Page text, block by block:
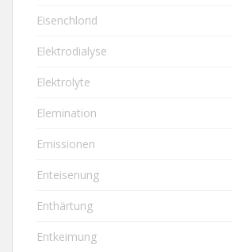
Eisenchlorid
Elektrodialyse
Elektrolyte
Elemination
Emissionen
Enteisenung
Enthärtung
Entkeimung